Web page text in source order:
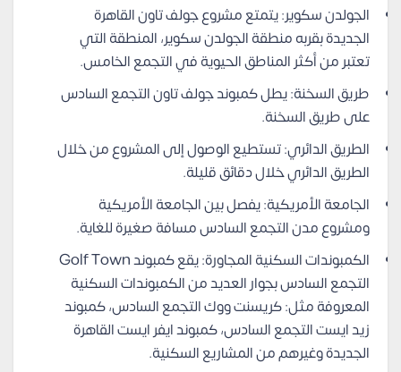
الجولدن سكوير: يتمتع مشروع جولف تاون القاهرة
الجديدة بقربه منطقة الجولدن سكوير، المنطقة التي
تعتبر من أكثر المناطق الحيوية في التجمع الخامس.
طريق السخنة: يطل كمبوند جولف تاون التجمع السادس
على طريق السخنة.
الطريق الدائري: تستطيع الوصول إلى المشروع من خلال
الطريق الدائري خلال دقائق قليلة.
الجامعة الأمريكية: يفصل بين الجامعة الأمريكية
ومشروع مدن التجمع السادس مسافة صغيرة للغاية.
الكمبوندات السكنية المجاورة: يقع كمبوند Golf Town
التجمع السادس بجوار العديد من الكمبوندات السكنية
المعروفة مثل: كريسنت ووك التجمع السادس، كمبوند
زيد ايست التجمع السادس، كمبوند ايفر ايست القاهرة
الجديدة وغيرهم من المشاريع السكنية.